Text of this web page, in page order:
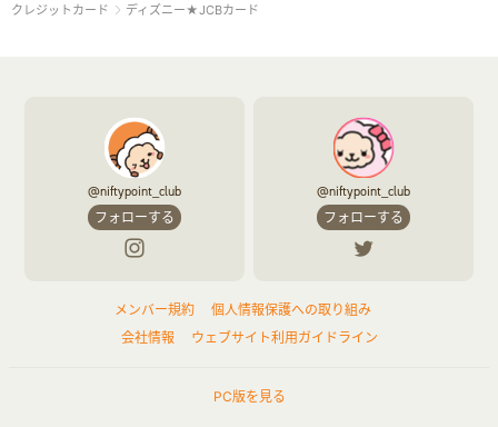
クレジットカード
ディズニー★JCBカード
@niftypoint_club
フォローする
@niftypoint_club
フォローする
メンバー規約
個人情報保護への取り組み
会社情報
ウェブサイト利用ガイドライン
PC版を見る